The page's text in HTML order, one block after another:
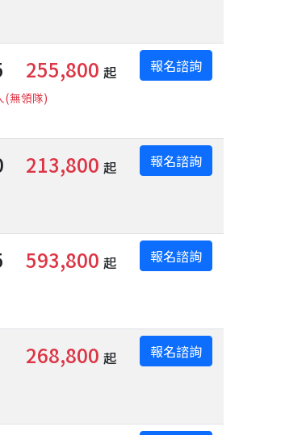
(無領隊)
255,800 起 報名諮詢
213,800 起 報名諮詢
593,800 起 報名諮詢
268,800 起 報名諮詢